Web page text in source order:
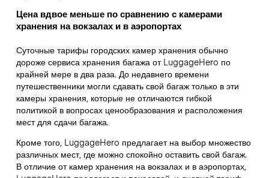
Цена вдвое меньше по сравнению с камерами
хранения на вокзалах и в аэропортах
Суточные тарифы городских камер хранения обычно
дороже сервиса хранения багажа от LuggageHero по
крайней мере в два раза. До недавнего времени
путешественники могли сдавать свой багаж только в эти
камеры хранения, которые не отличаются гибкой
политикой в вопросах ценообразования и расположения
мест для сдачи багажа.
Кроме того, LuggageHero предлагает на выбор множество
различных мест, где можно спокойно оставить свой багаж.
В отличие от камер хранения на вокзалах и в аэропортах,